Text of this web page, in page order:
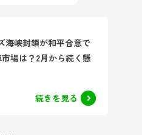
海峡封鎖が和平合意で
場は？2月から続く懸
続きを見る